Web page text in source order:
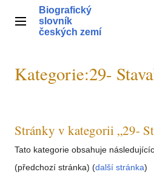
obsahHlavní menu
Biografický
slovník
českých zemí
Kategorie:29-
Stránky v kategorii „29-
Tato kategorie obsahuje
(předchozí stránka) (další stránka)